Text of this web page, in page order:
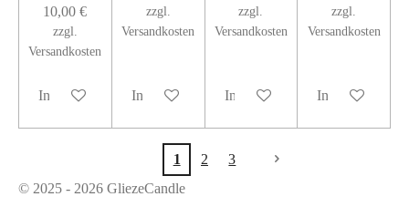
10,00 €
zzgl.
Versandkosten
In den Warenkorb
zzgl.
Versandkosten
In den Warenkorb
zzgl.
Versandkosten
In den Warenkorb
zzgl.
Versandkosten
In den
1 2
3
© 2025 - 2026 GliezeCandle